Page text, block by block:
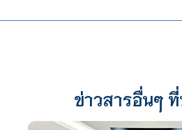
ข่าวสารอื่นๆ